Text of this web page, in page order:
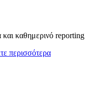
και καθημερινό reporting
περισσότερα